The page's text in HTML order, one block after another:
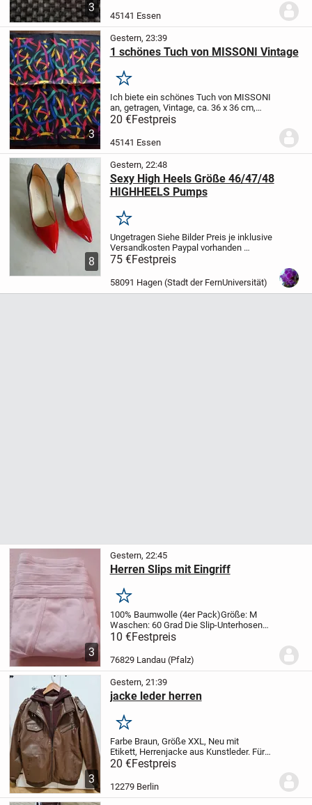
3
Lachgummi
45141 Essen
3
Gestern, 23:39
1 schönes Tuch von MISSONI Vintage
Merken
Ich biete ein schönes Tuch von MISSONI
an, getragen, Vintage, ca. 36 x 36 cm,
Tierfreier Nichtraucher Haushalt,
Privatverkauf, kein Umtausch, Versand
möglich
20 €Festpreis
45141 Essen
8
Gestern, 22:48
Sexy High Heels Größe 46/47/48
HIGHHEELS Pumps
Merken
Ungetragen Siehe Bilder Preis je inklusive
Versandkosten Paypal vorhanden
PrivatverkaufKeine Rücknahme
75 €Festpreis
58091 Hagen (Stadt der FernUniversität)
3
Gestern, 22:45
Herren Slips mit Eingriff
Merken
100% Baumwolle (4er Pack)Größe: M
Waschen: 60 Grad Die Slip-Unterhosen
bestehen aus weicher Baumwolle und
bieten Komfort für den ganzen Tag.
unverzichtbares Basic
10 €Festpreis
76829 Landau (Pfalz)
3
Gestern, 21:39
jacke leder herren
Merken
Farbe Braun, Größe XXL, Neu mit
Etikett, Herrenjacke aus Kunstleder. Für
jedes Wetter geeignet. Verfügt über eine
Kapuze zum Schutz vor Regen. Neue
Größe XXL. Die Farbe ist braun. Kann zum
20 €Festpreis
12279 Berlin